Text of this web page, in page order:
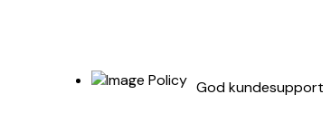
God kundesupport